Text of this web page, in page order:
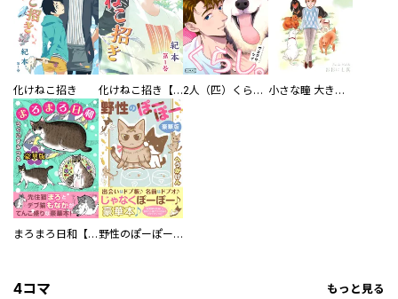
化けねこ招き 化けねこ招き【描きおろし付合冊版】 2人（匹）くらし。 小さな瞳 大きな鼓動
まろまろ日和【豪華版】 野性のぽーぽー【豪華版】
4コマ もっと見る